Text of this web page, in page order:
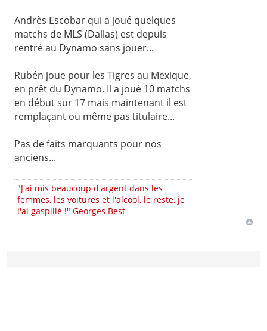
Andrès Escobar qui a joué quelques
matchs de MLS (Dallas) est depuis
rentré au Dynamo sans jouer...
Rubén joue pour les Tigres au Mexique,
en prêt du Dynamo. Il a joué 10 matchs
en début sur 17 mais maintenant il est
remplaçant ou même pas titulaire...
Pas de faits marquants pour nos
anciens...
"J'ai mis beaucoup d'argent dans les
femmes, les voitures et l'alcool, le reste, je
l'ai gaspillé !" Georges Best